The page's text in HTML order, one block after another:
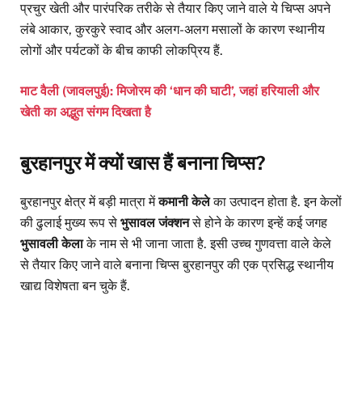
प्रचुर खेती और पारंपरिक तरीके से तैयार किए जाने वाले ये चिप्स अपने
लंबे आकार, कुरकुरे स्वाद और अलग-अलग मसालों के कारण स्थानीय
लोगों और पर्यटकों के बीच काफी लोकप्रिय हैं.
माट वैली (जावलपुई): मिजोरम की ‘धान की घाटी’, जहां हरियाली और
खेती का अद्भुत संगम दिखता है
बुरहानपुर में क्यों खास हैं बनाना चिप्स?
बुरहानपुर क्षेत्र में बड़ी मात्रा मेंकमानी केलेका उत्पादन होता है. इन केलों
की ढुलाई मुख्य रूप से भुसावल जंक्शनसे होने के कारण इन्हें कई जगह
भुसावली केलाके नाम से भी जाना जाता है. इसी उच्च गुणवत्ता वाले केले
से तैयार किए जाने वाले बनाना चिप्स बुरहानपुर की एक प्रसिद्ध स्थानीय
खाद्य विशेषता बन चुके हैं.